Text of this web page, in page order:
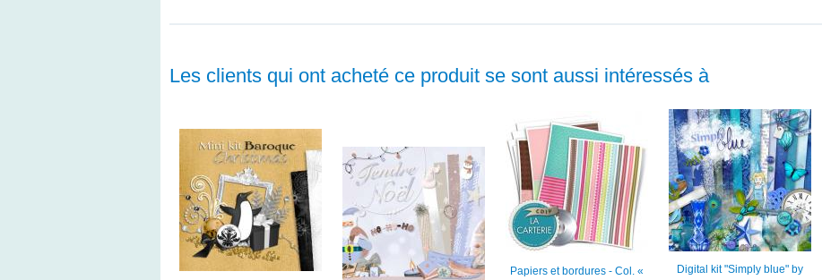
Les clients qui ont acheté ce produit se sont aussi intéressés à
Papiers et bordures - Col. « Digital kit "Simply blue" by